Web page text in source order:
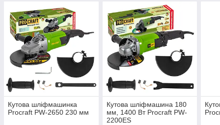
Кутова шліфмашинка
Procraft PW-2650 230 мм
Кутова шліфмашина 180
мм, 1400 Вт Procraft PW-
2200ES